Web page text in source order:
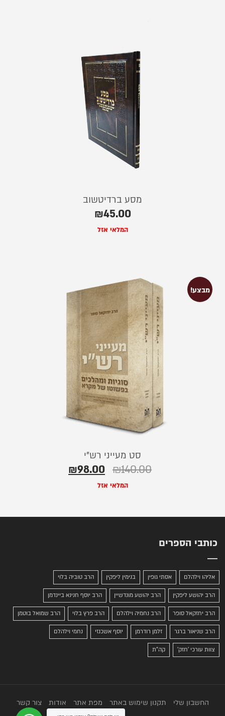
מסע ברדיטשוב
₪45.00
המלאי אזל
מבצע!
סט מעייני רש”י
₪140.00
₪98.00
המלאי אזל
כותבי הספרים
אליהו וילהלם אסתי גופין בנימין ליפקין הרב טוביה בלוי
הרב יהושע ליפקין הרב יהושע מונדשיין הרב יוסף חנינא ביינדמן
הרב יחזקאל סופר הרב נחמיה וילהלם הרב פרץ בלוי הרב שמואל בוטמן
הרב שניאור ברגר זלמן רודרמן יוסף אשכנזי נחמי וילהלם
צוות עורכי 'חזק' קה"ת
החשבון שלי תקנון שימוש באתר מפת אתר אודות צור קשר